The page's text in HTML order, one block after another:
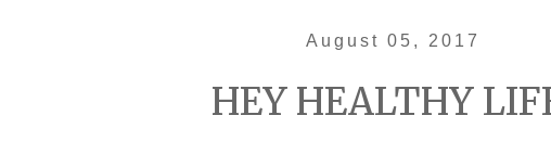
August 05, 2017
HEY HEALTHY